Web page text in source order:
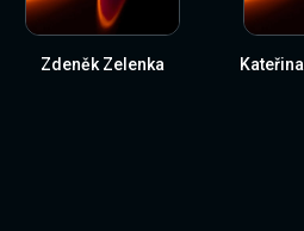
Zdeněk Zelenka